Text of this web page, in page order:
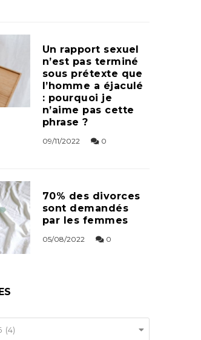
Un rapport sexuel
n’est pas terminé
sous prétexte que
l’homme a éjaculé
: pourquoi je
n’aime pas cette
phrase ?
09/11/2022 0
70% des divorces
sont demandés
par les femmes
05/08/2022 0
(4)